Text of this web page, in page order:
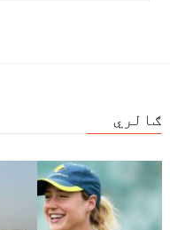
ګالري